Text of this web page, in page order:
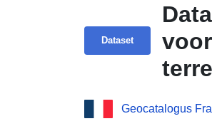
Dataset
Geocatalogus